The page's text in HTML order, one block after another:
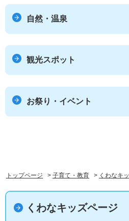
自然・温泉
観光スポット
お祭り・イベント
トップページ > 子育て・教育 > くわなキ
くわなキッズページ